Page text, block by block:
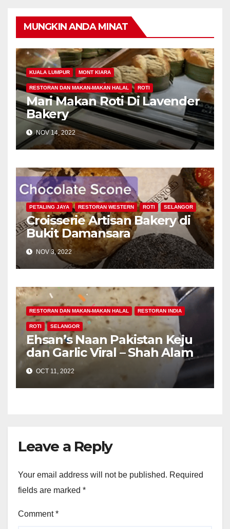
MUNGKIN ANDA MINAT
KUALA LUMPUR MONT KIARA
RESTORAN DAN MAKAN-MAKAN HALAL ROTI
Mari Makan Roti Di Lavender
Bakery
NOV 14, 2022
PETALING JAYA RESTORAN WESTERN ROTI SELANGOR
Croisserie Artisan Bakery di
Bukit Damansara
NOV 3, 2022
RESTORAN DAN MAKAN-MAKAN HALAL RESTORAN INDIA
ROTI SELANGOR
Ehsan’s Naan Pakistan Keju
dan Garlic Viral – Shah Alam
OCT 11, 2022
Leave a Reply
Your email address will not be published. Required
fields are marked *
Comment*